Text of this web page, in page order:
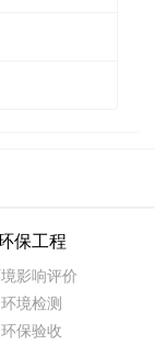
保工程
影响评价
环境检测
环保验收